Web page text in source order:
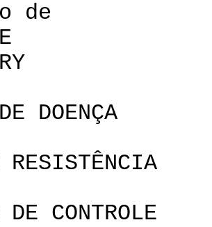
DOENÇA
RESISTÊNCIA
DE CONTROLE